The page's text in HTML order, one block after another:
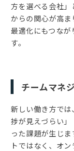
方を選べる会社
からの関心が高
最適化にもつな
す。
チームマネ
新しい働き方で
捗が見えづらい
った課題が生じ
トではなく、オ